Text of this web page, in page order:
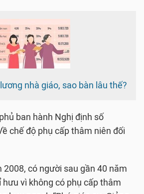
nhà giáo, sao bàn lâu thế?
ban hành Nghị định số
chế độ phụ cấp thâm niên đối
2008, có người sau gần 40 năm
hưu vì không có phụ cấp thâm